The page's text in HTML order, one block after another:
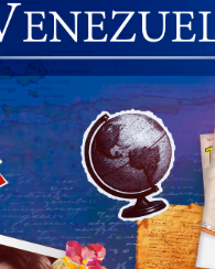
de marzo de 2006 N° 38.394